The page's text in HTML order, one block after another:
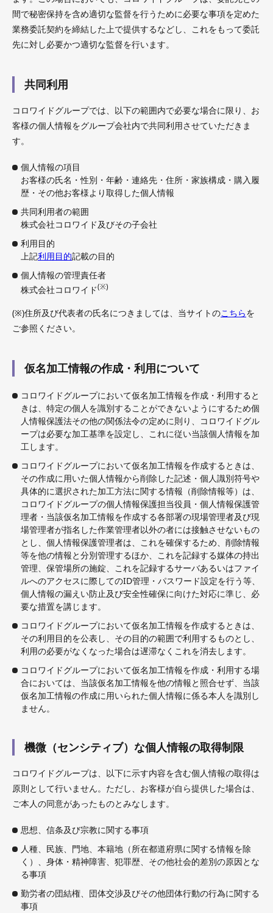
間で秘密保持を含め適切な監督を行うために必要な事項を定めた
業務委託契約を締結した上で提供するなどし、これをもって委託
先に対し必要かつ適切な監督を行います。
共同利用
コロワイドグループでは、以下の範囲内で必要な場合に限り、お
客様の個人情報をグループ会社内で共同利用させていただきま
す。
個人情報の項目
お客様の氏名・性別・年齢・連絡先・住所・家族構成・購入履
歴・その他お客様より取得した個人情報
共同利用者の範囲
株式会社コロワイド及びその子会社
利用目的
上記利用目的記載の目的
個人情報の管理責任者
株式会社コロワイド(※)
(※)住所及び代表者の氏名につきましては、当サイトのこちらを
ご参照ください。
仮名加工情報の作成・利用について
コロワイドグループにおいて仮名加工情報を作成・利用すると
きは、特定の個人を識別することができないようにするため個
人情報保護法その他の関係法令の定めに則り、コロワイドグル
ープは必要な加工基準を設定し、これに従い当該個人情報を加
工します。
コロワイドグループにおいて仮名加工情報を作成するときは、
その作成に用いた個人情報から削除した記述・個人識別符号や
具体的に選択された加工方法に関する情報（削除情報等）は、
コロワイドグループの個人情報保護担当役員・個人情報保護管
理者・当該仮名加工情報を作成する各部署の現場管理者及び現
場管理者が指名した作業管理者以外の者には接触させないもの
とし、個人情報保護管理者は、これを確保するため、削除情報
等を他の情報と分別管理するほか、これを記録する媒体の持出
管理、保管場所の施錠、これを記録するサーバあるいはファイ
ルへのアクセスに際してのID管理・パスワード設定を行う等、
個人情報の漏えい防止及び安全性確保に向けた対応に準じ、必
要な措置を講じます。
コロワイドグループにおいて仮名加工情報を作成するときは、
その利用目的を公表し、その目的の範囲で利用するものとし、
利用の必要がなくなった場合は遅滞なくこれを消去します。
コロワイドグループにおいて仮名加工情報を作成・利用する場
合においては、当該仮名加工情報を他の情報と照合せず、当該
仮名加工情報の作成に用いられた個人情報に係る本人を識別し
ません。
機微（センシティブ）な個人情報の取得制限
コロワイドグループは、以下に示す内容を含む個人情報の取得は
原則として行いません。ただし、お客様が自ら提供した場合は、
ご本人の同意があったものとみなします。
思想、信条及び宗教に関する事項
人種、民族、門地、本籍地（所在都道府県に関する情報を除
く）、身体・精神障害、犯罪歴、その他社会的差別の原因とな
る事項
勤労者の団結権、団体交渉及びその他団体行動の行為に関する
事項